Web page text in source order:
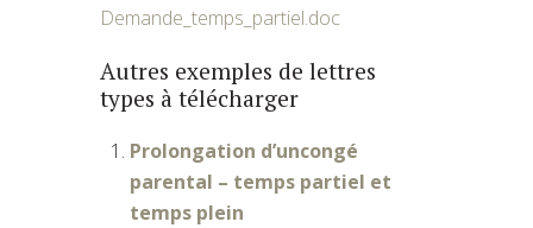
Demande_temps_partiel.doc
Autres exemples de lettres
types à télécharger
Prolongation d’uncongé
parental – temps partiel et
temps plein